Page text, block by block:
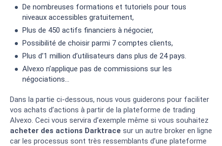
De nombreuses formations et tutoriels pour tous
niveaux accessibles gratuitement,
Plus de 450 actifs financiers à négocier,
Possibilité de choisir parmi 7 comptes clients,
Plus d’1 million d’utilisateurs dans plus de 24 pays.
Alvexo n’applique pas de commissions sur les
négociations…
Dans la partie ci-dessous, nous vous guiderons pour faciliter
vos achats d’actions à partir de la plateforme de trading
Alvexo. Ceci vous servira d’exemple même si vous souhaitez
acheter des actions Darktrace sur un autre broker en ligne
car les processus sont très ressemblants d’une plateforme